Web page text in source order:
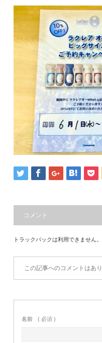
コメント
トラックバックは利用できません。
この記事へのコメントはあり
名前 ( 必須 )